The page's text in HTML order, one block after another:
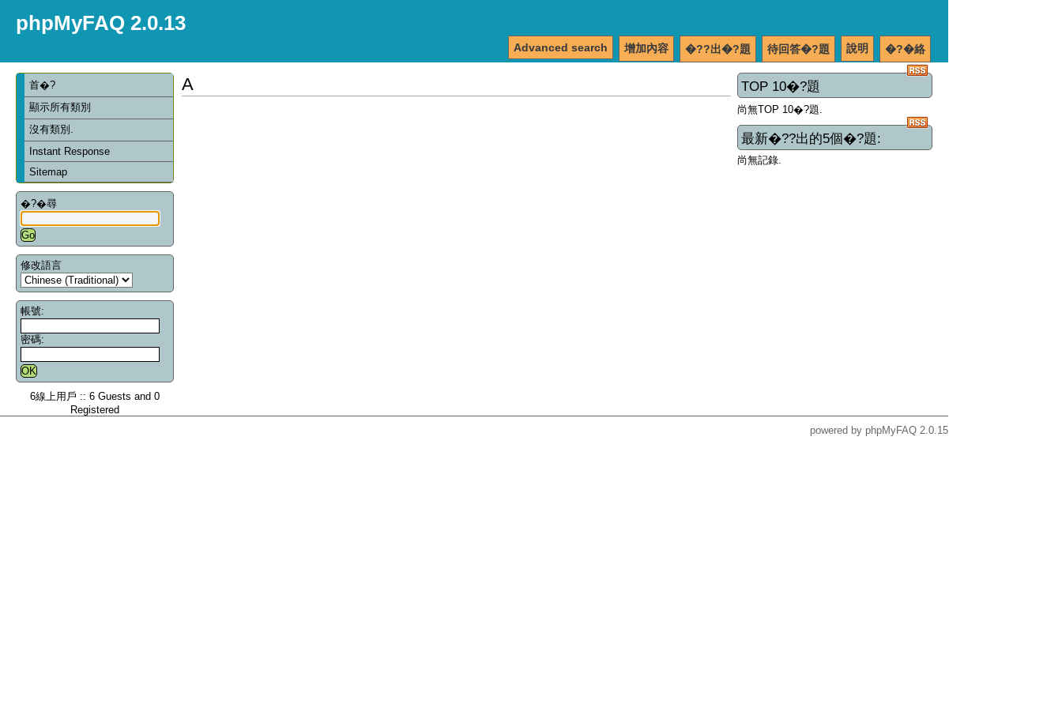
phpMyFAQ 2.0.13
�?�絡
說明
待回答�?題
�??出�?題
增加內容
Advanced search
首�?
顯示所有類別
沒有類別.
Instant Response
Sitemap
�?�尋
修改語言
帳號:
密碼:
6線上用戶 :: 6 Guests and 0
Registered
TOP 10�?題
尚無TOP 10�?題.
最新�??出的5個�?題:
尚無記錄.
A
powered by phpMyFAQ 2.0.15